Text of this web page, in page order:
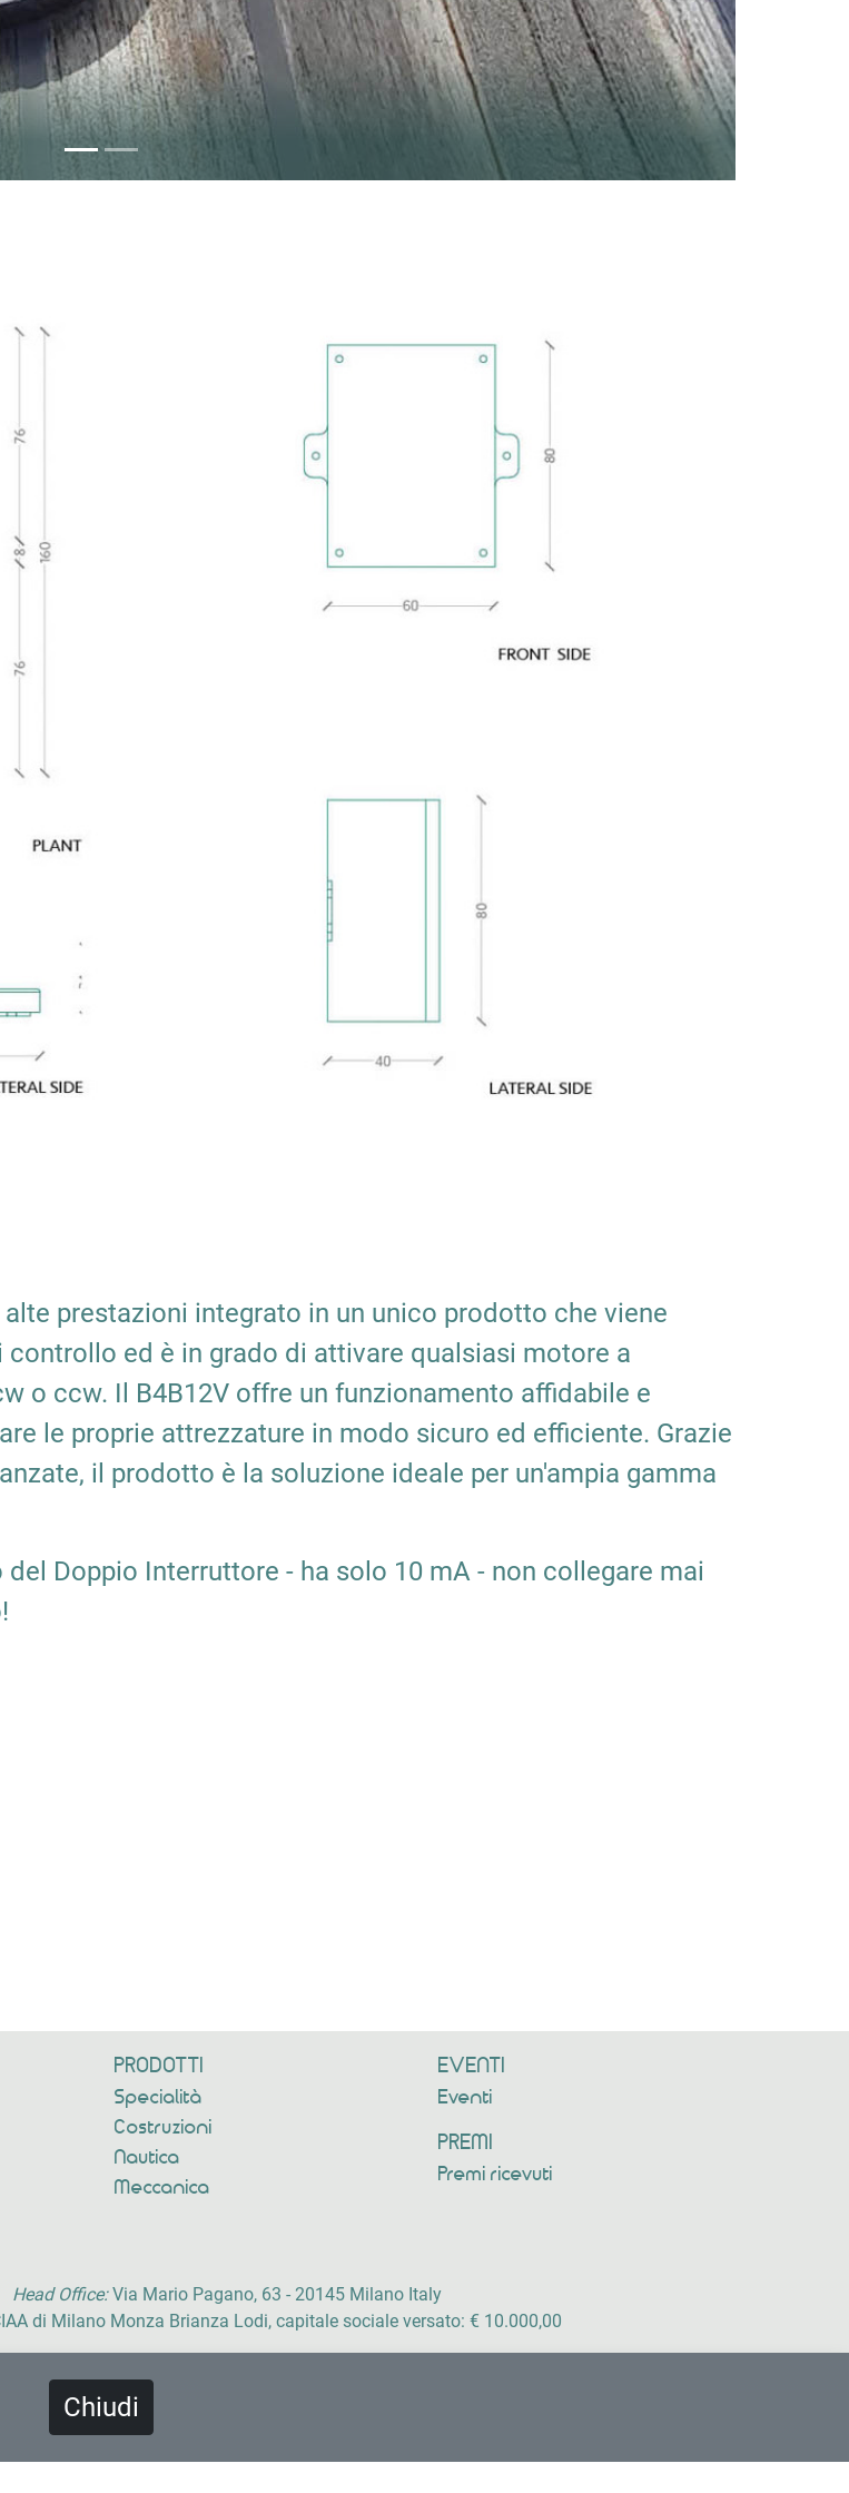
prestazioni integrato in un unico prodotto che viene
ed è in grado di attivare qualsiasi motore a
o ccw. Il B4B12V offre un funzionamento affidabile e
le proprie attrezzature in modo sicuro ed efficiente. Grazie
il prodotto è la soluzione ideale per un'ampia gamma
Doppio Interruttore - ha solo 10 mA - non collegare mai
PRODOTTI
Specialità
Costruzioni
Nautica
Meccanica
EVENTI
Eventi
PREMI
Premi ricevuti
Head Office: Via Mario Pagano, 63 - 20145 Milano Italy
di Milano Monza Brianza Lodi, capitale sociale versato: € 10.000,00
Chiudi